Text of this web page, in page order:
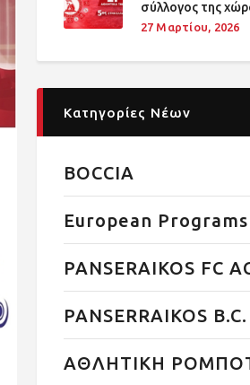
σύλλογος της
27 Μαρτίου, 2026
Κατηγορίες Νέων
BOCCIA
European Programs
PANSERAIKOS FC
PANSERRAIKOS
ΑΘΛΗΤΙΚΗ